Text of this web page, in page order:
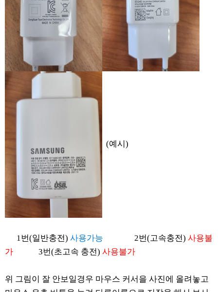
(예시)
1번(일반충전) 사용가능 2번(고속충전) 사용불
가 3번(초고속 충전) 사용불가
위 그림이 잘 안보일경우 마우스 커서을 사진에 올려놓고